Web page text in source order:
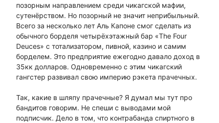
позорным направлением среди чикагской мафии,
сутенёрством. Но позорный не значит неприбыльный.
Всего за несколько лет Аль Капоне смог сделать из
обычного борделя четырёхэтажный бар «The Four
Deuces» с тотализатором, пивной, казино и самим
борделем. Это предприятие ежегодно давало доход в
35кк долларов. Одновременно с этим чикагский
гангстер развивал свою империю рэкета прачечных.
Так, какие в шляпу прачечные? Я думал мы тут про
бандитов говорим. Не спеши с выводами мой
подписчик. Дело в том, что контрабанда спиртного в